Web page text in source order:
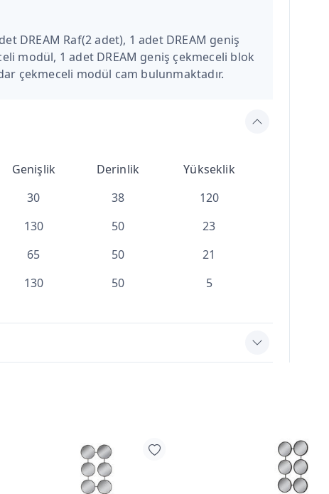
DREAM Raf(2 adet), 1 adet DREAM geniş
modül, 1 adet DREAM geniş çekmeceli blok
çekmeceli modül cam bulunmaktadır.
Genişlik Derinlik
Yükseklik
30 38
120
130 50
23
65 50
21
130 50 5